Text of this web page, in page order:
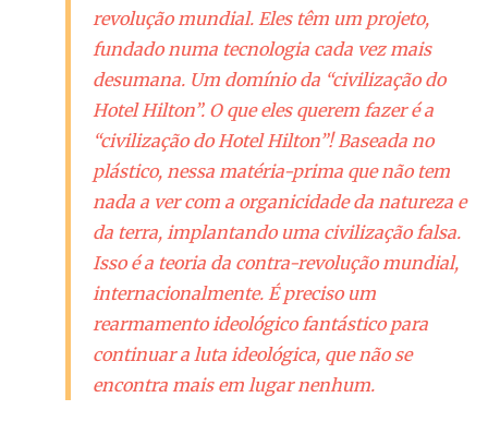
revolução mundial. Eles têm um projeto,
fundado numa tecnologia cada vez mais
desumana. Um domínio da “civilização do
Hotel Hilton”. O que eles querem fazer é a
“civilização do Hotel Hilton”! Baseada no
plástico, nessa matéria-prima que não tem
nada a ver com a organicidade da natureza e
da terra, implantando uma civilização falsa.
Isso é a teoria da contra-revolução mundial,
internacionalmente. É preciso um
rearmamento ideológico fantástico para
continuar a luta ideológica, que não se
encontra mais em lugar nenhum.